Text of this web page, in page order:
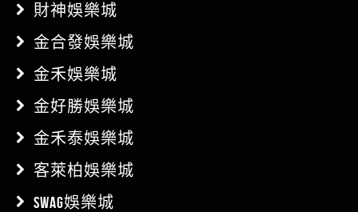
財神娛樂城
金合發娛樂城
金禾娛樂城
金好勝娛樂城
金禾泰娛樂城
客萊柏娛樂城
SWAG娛樂城